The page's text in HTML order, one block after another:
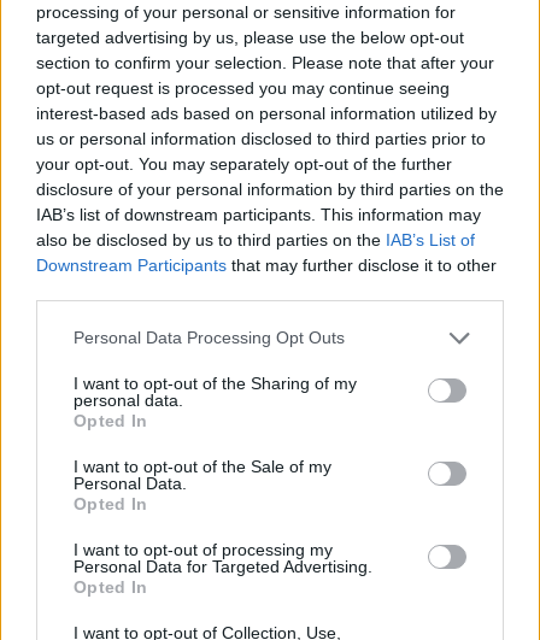
processing of your personal or sensitive information for
targeted advertising by us, please use the below opt-out
section to confirm your selection. Please note that after your
opt-out request is processed you may continue seeing
interest-based ads based on personal information utilized by
us or personal information disclosed to third parties prior to
your opt-out. You may separately opt-out of the further
disclosure of your personal information by third parties on the
IAB’s list of downstream participants. This information may
also be disclosed by us to third parties on the IAB’s List of
Downstream Participants that may further disclose it to other
Personal Data Processing Opt Outs
I want to opt-out of the Sharing of my
personal data.
Opted In
I want to opt-out of the Sale of my
Personal Data.
Opted In
I want to opt-out of processing my
Personal Data for Targeted Advertising.
Opted In
I want to opt-out of Collection, Use,
Portfolio
2017. október 05. 10:14
Aggódik a Világbank amiatt, hogy a kínai
árnyékbankok miatt hitelválság robbanhat ki
Kelet-Ázsiában - írja a Telegraph.
Az októberi kelet-ázsiai és csendes-óceáni régiót vizsgáló
jelentésében a Világbank azt írja, hogy Kínában rendkívül
elharapódzott az árnyékbankolás, ez egyben az egész
a három fő árnyékbanki tevékenység, az úgynevezett
2005-ben csak a GDP 7%-ának...
KEDVES OLVASÓNK!
A keresett cikk a portfolio.hu hírarchívumához
tartozik, melynek olvasása előfizetéses
regisztrációhoz kötött.
Az előfizetés a következőket tartalmazza: